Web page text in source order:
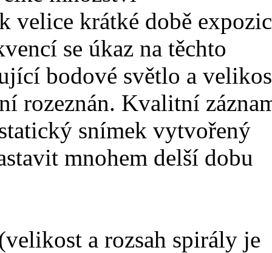
velice krátké době
se úkaz na těchto
bodové světlo a
rozeznán. Kvalitní
snímek vytvořený
mnohem delší dobu
a rozsah spirály je